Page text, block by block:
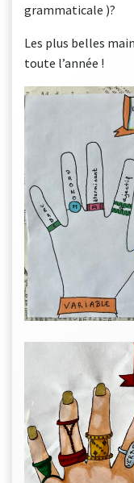
grammaticale )?
Les plus belles
toute l’année !